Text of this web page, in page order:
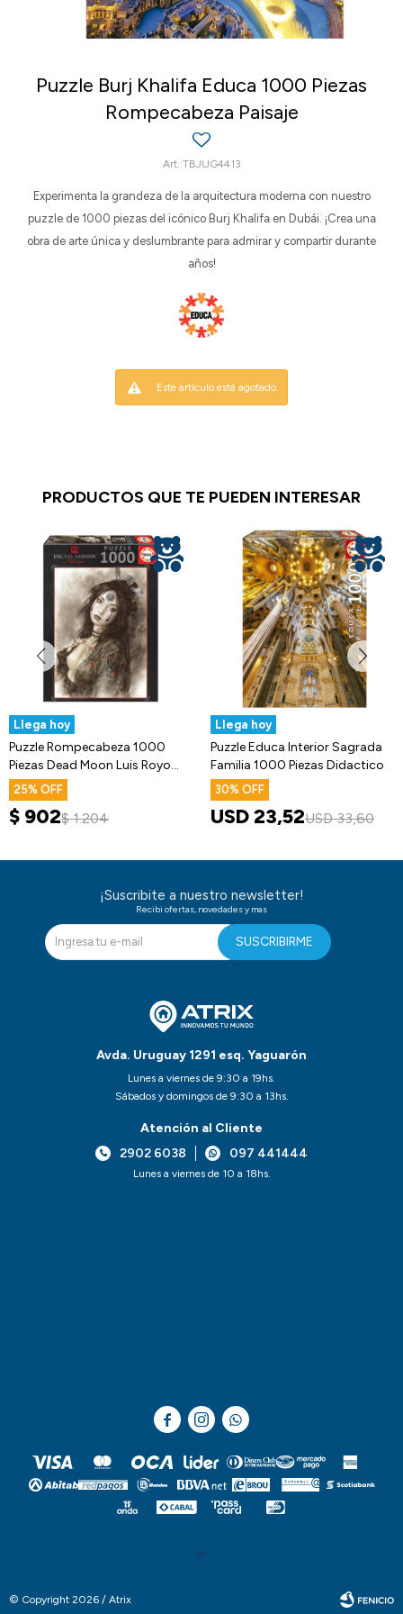
Puzzle Burj Khalifa Educa 1000 Piezas
Rompecabeza Paisaje
TBJUG4413
Experimenta la grandeza de la arquitectura moderna con nuestro
puzzle de 1000 piezas del icónico Burj Khalifa en Dubái. ¡Crea una
obra de arte única y deslumbrante para admirar y compartir durante
años!
Este artículo está agotado.
PRODUCTOS QUE TE PUEDEN INTERESAR
Llega hoy
Puzzle Rompecabeza 1000
Piezas Dead Moon Luis Royo
Educa
25
$ 902$ 1.204
Llega hoy
Puzzle Educa Interior Sagrada
Familia 1000 Piezas Didactico
30
USD23,52USD 33,60
Avda. Uruguay 1291 esq. Yaguarón
Lunes a viernes de 9:30 a 19hs.
Sábados y domingos de 9:30 a 13hs.
Atención al Cliente
2902 6038
097 441444
Lunes a viernes de 10 a 18hs.
¡Suscribite a nuestro newsletter!
Recibi ofertas, novedades y mas
SUSCRIBIRME
  
© Copyright 2026 / Atrix